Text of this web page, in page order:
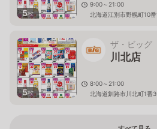
5枚
9:00～21:00
北海道江別市野幌町10番
5枚
ザ・ビッグ
川北店
8:00～21:00
北海道釧路市川北町1番